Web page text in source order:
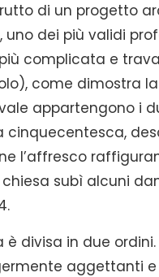
di un progetto
uno dei più validi
complicata e
come dimostra
appartengono i
cinquecentesca,
l’affresco
chiesa subì alcuni
divisa in due
aggettanti